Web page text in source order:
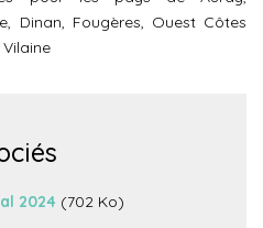
Dinan, Fougères, Ouest Côtes
2024 (702 Ko)